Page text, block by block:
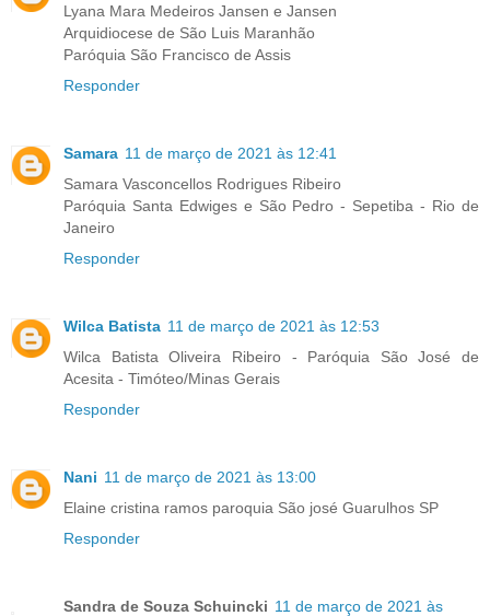
Lyana Mara Medeiros Jansen e Jansen
Arquidiocese de São Luis Maranhão
Paróquia São Francisco de Assis
Responder
Samara 11 de março de 2021 às 12:41
Samara Vasconcellos Rodrigues Ribeiro
Paróquia Santa Edwiges e São Pedro - Sepetiba - Rio de
Janeiro
Responder
Wilca Batista 11 de março de 2021 às 12:53
Wilca Batista Oliveira Ribeiro - Paróquia São José de
Acesita - Timóteo/Minas Gerais
Responder
Nani 11 de março de 2021 às 13:00
Elaine cristina ramos paroquia São josé Guarulhos SP
Responder
Sandra de Souza Schuincki 11 de março de 2021 às